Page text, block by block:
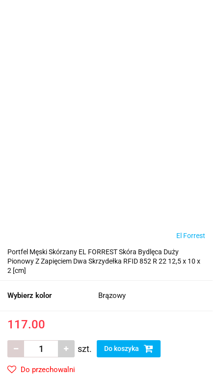
El Forrest
Portfel Męski Skórzany EL FORREST Skóra Bydlęca Duży
Pionowy Z Zapięciem Dwa Skrzydełka RFID 852 R 22 12,5 x 10 x
2 [cm]
Wybierz kolor Brązowy
117.00
szt. Do koszyka
Do przechowalni